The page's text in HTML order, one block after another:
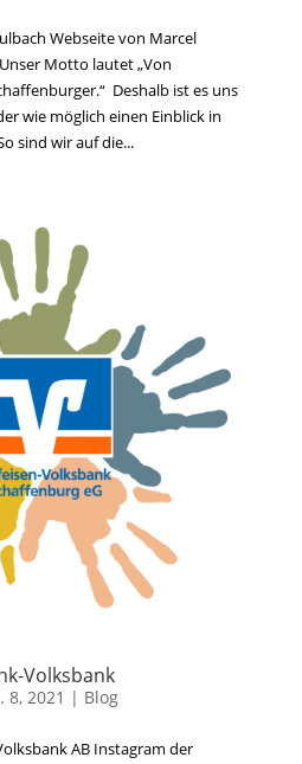
Webseite von Marcel
Motto lautet „Von
Deshalb ist es uns
wie möglich einen Einblick in
sind wir auf die...
Volksbank
8, 2021 | Blog
AB Instagram der